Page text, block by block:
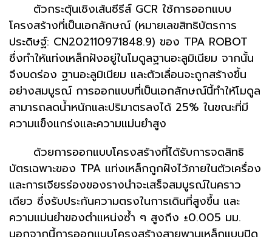
ตัวกระตุ้นเชิงเส้นซีรีส์ GCR ใช้การออกแบบ
โครงสร้างที่เป็นเอกลักษณ์ (หมายเลขสิทธิบัตรการ
ประดิษฐ์: CN202110971848.9) ของ TPA ROBOT
ซึ่งทำให้แท่งเหล็กฝังอยู่ในโมดูลฐานอะลูมิเนียม จากนั้น
จึงบดร่อง ฐานอะลูมิเนียม และตัวเลื่อนจะถูกสร้างขึ้น
อย่างสมบูรณ์ การออกแบบที่เป็นเอกลักษณ์นี้ทำให้โมดูล
สามารถลดน้ำหนักและปริมาตรลงได้ 25% ในขณะที่มี
ความแข็งแกร่งและความแม่นยำสูง
ด้วยการออกแบบโครงสร้างที่ได้รับการจดสิทธิ
บัตรเฉพาะของ TPA แท่งเหล็กถูกฝังไว้ภายในตัวเครื่อง
และการเจียรร่องของรางนำจะเสร็จสมบูรณ์ในคราว
เดียว ซึ่งรับประกันความตรงในการเดินที่สูงขึ้น และ
ความแม่นยำของตำแหน่งซ้ำ ๆ สูงถึง ±0.005 มม.